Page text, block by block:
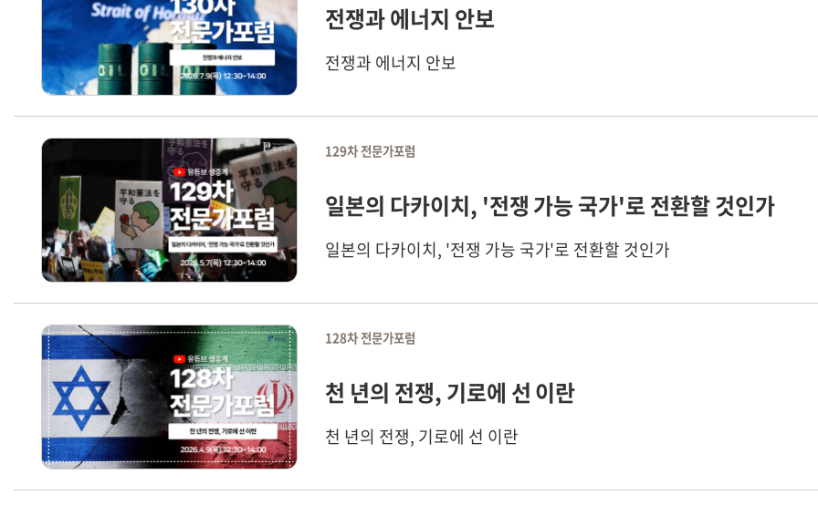
전쟁과 에너지 안보
전쟁과 에너지 안보
129차 전문가포럼
일본의 다카이치, '전쟁 가능 국가'로 전환할 것인가
일본의 다카이치, '전쟁 가능 국가'로 전환할 것인가
128차 전문가포럼
천 년의 전쟁, 기로에 선 이란
천 년의 전쟁, 기로에 선 이란